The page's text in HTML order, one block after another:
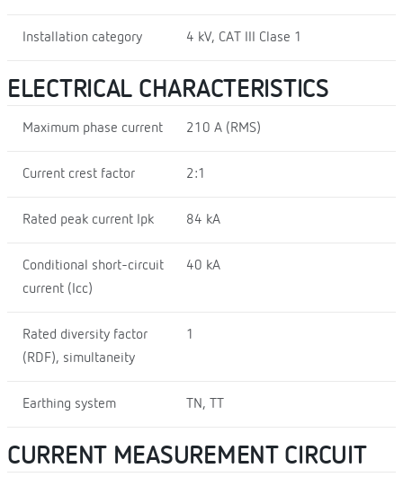
Installation category 4 kV, CAT III Clase 1
ELECTRICAL CHARACTERISTICS
Maximum phase current 210 A (RMS)
Current crest factor 2:1
Rated peak current Ipk 84 kA
Conditional short-circuit
current (Icc)
40 kA
Rated diversity factor
(RDF), simultaneity
1
Earthing system TN, TT
CURRENT MEASUREMENT CIRCUIT